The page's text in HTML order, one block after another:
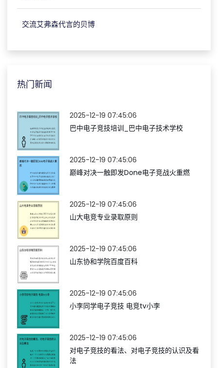
交流艾弗森代言的贝博
热门新闻
2025-12-19 07:45:06
巴中电子竞技培训_巴中电子技术学校
2025-12-19 07:45:06
巅峰对决一触即发Done电子竞战火重燃
2025-12-19 07:45:06
山大电竞专业录取原则
2025-12-19 07:45:06
山东协和学院百度百科
2025-12-19 07:45:06
小李同学电子竞技 电竞tv小李
2025-12-19 07:45:06
对电子竞技的看法、对电子竞技的认识及看
法